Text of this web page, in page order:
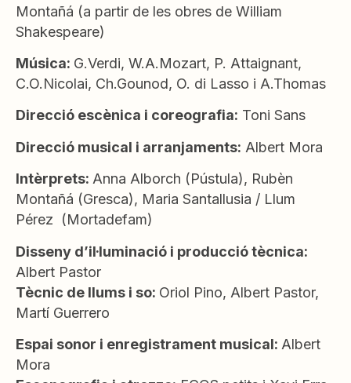
Montañá (a partir de les obres de William
Shakespeare)
Música: G.Verdi, W.A.Mozart, P. Attaignant,
C.O.Nicolai, Ch.Gounod, O. di Lasso i A.Thomas
Direcció escènica i coreografia: Toni Sans
Direcció musical i arranjaments: Albert Mora
Intèrprets: Anna Alborch (Pústula), Rubèn
Montañá (Gresca), Maria Santallusia / Llum
Pérez (Mortadefam)
Disseny d’il·luminació i producció tècnica:
Albert Pastor
Tècnic de llums i so: Oriol Pino, Albert Pastor,
Martí Guerrero
Espai sonor i enregistrament musical: Albert
Mora